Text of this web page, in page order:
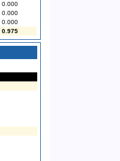
0.000
0.000
0.000
0.975